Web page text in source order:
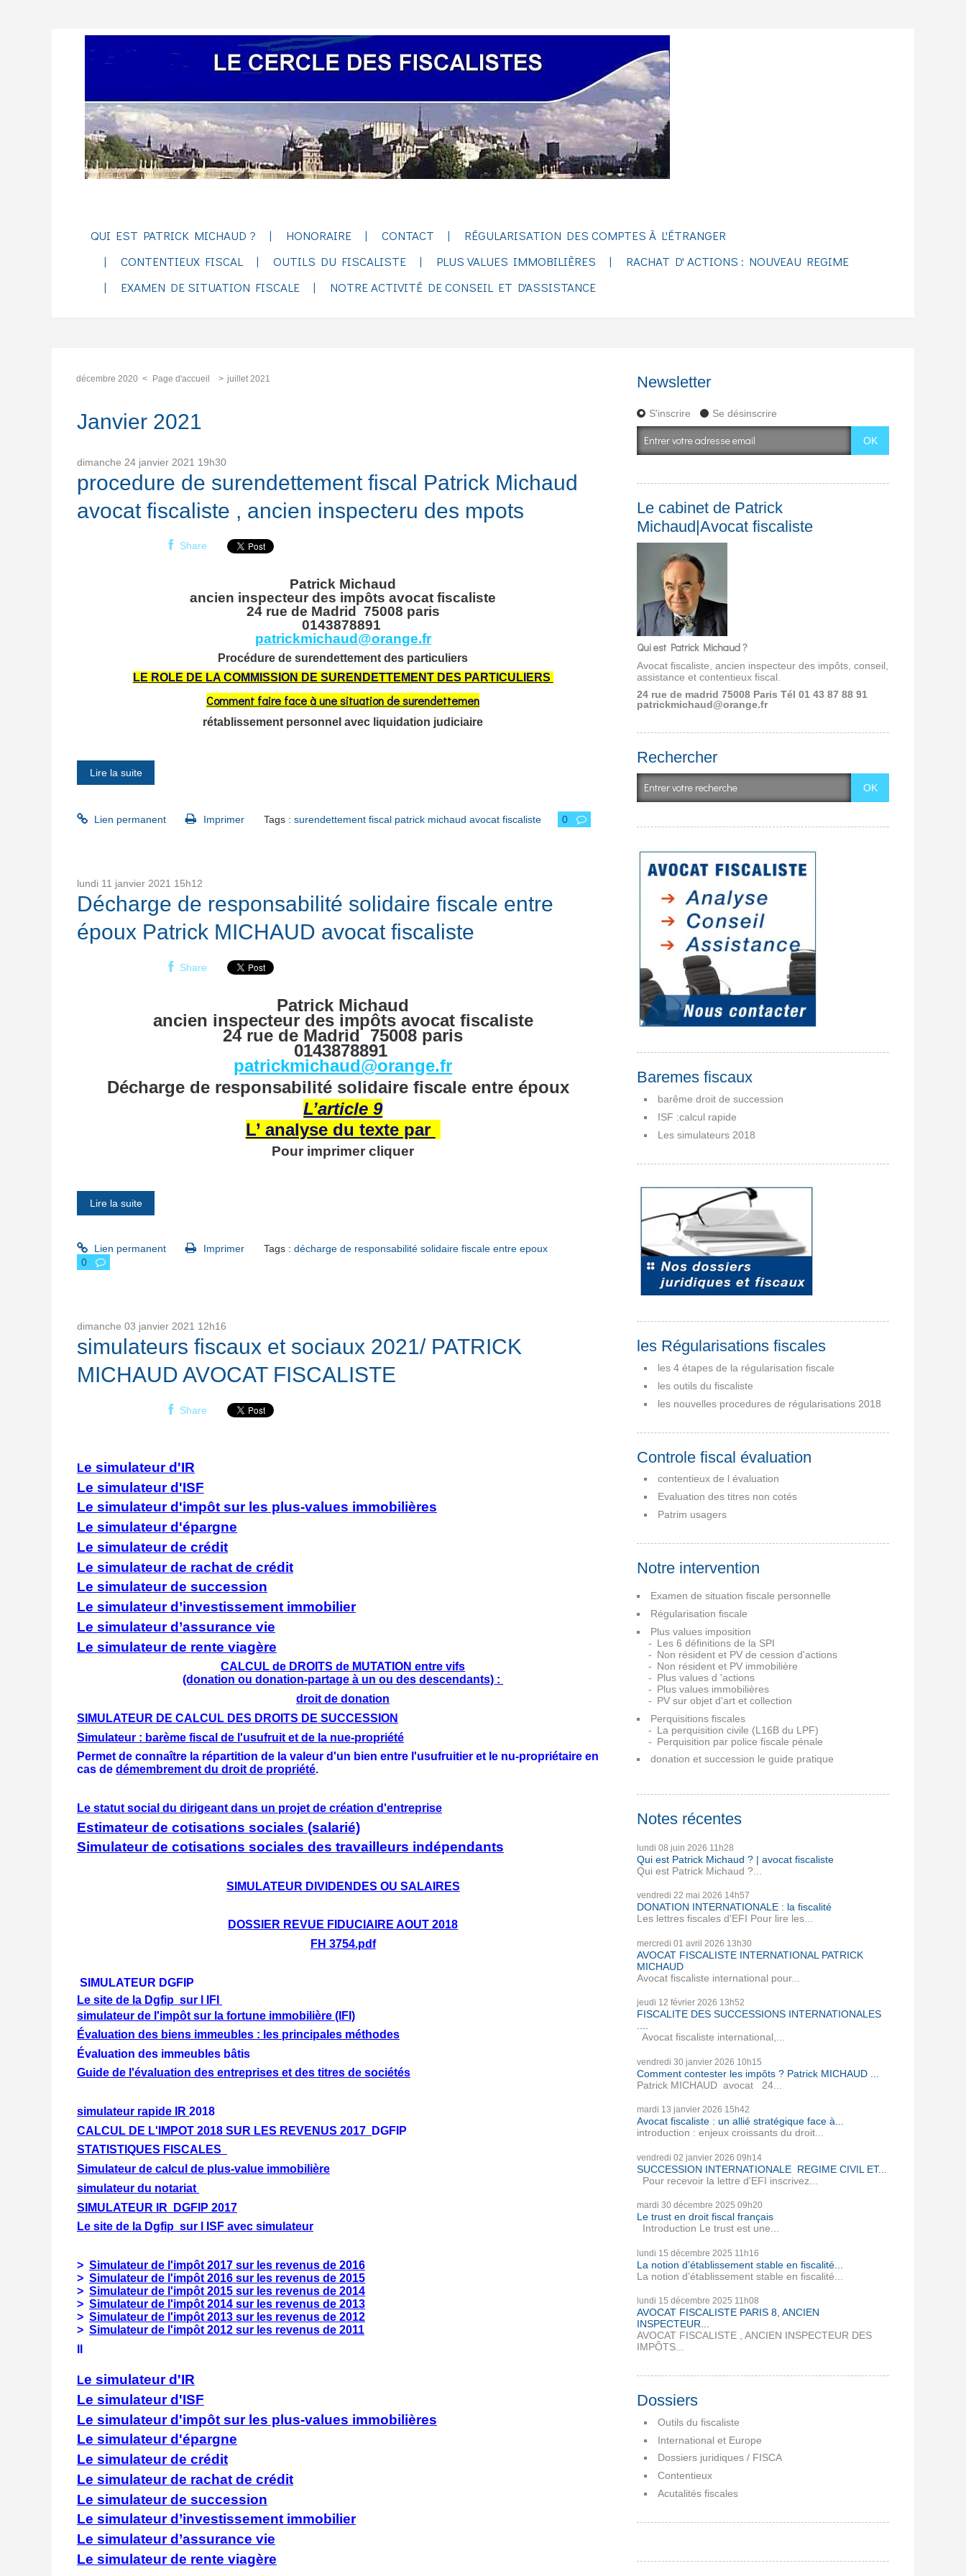
QUI EST PATRICK MICHAUD ? HONORAIRE CONTACT
RÉGULARISATION DES COMPTES À L'ÉTRANGER
CONTENTIEUX FISCAL
OUTILS DU FISCALISTE PLUS VALUES IMMOBILIÈRES
RACHAT D' ACTIONS : NOUVEAU REGIME
EXAMEN DE SITUATION FISCALE
NOTRE ACTIVITÉ DE CONSEIL ET D'ASSISTANCE
décembre 2020 Page d'accueil juillet 2021
Janvier 2021
dimanche 24 janvier 2021 19h30
procedure de surendettement fiscal Patrick Michaud
avocat fiscaliste , ancien inspecteru des mpots
Share
Patrick Michaud
ancien inspecteur des impôts avocat fiscaliste
24 rue de Madrid 75008 paris
0143878891
patrickmichaud@orange.fr
Procédure de surendettement des particuliers
LE ROLE DE LA COMMISSION DE SURENDETTEMENT DES PARTICULIERS
Comment faire face à une situation de surendettemen
rétablissement personnel avec liquidation judiciaire
Lire la suite
Lien permanent Imprimer Tags : surendettement fiscal patrick michaud avocat fiscaliste 0
lundi 11 janvier 2021 15h12
Décharge de responsabilité solidaire fiscale entre
époux Patrick MICHAUD avocat fiscaliste
Share
Patrick Michaud
ancien inspecteur des impôts avocat fiscaliste
24 rue de Madrid75008 paris
0143878891
patrickmichaud@orange.fr
Décharge de responsabilité solidaire fiscale entre époux
L’article 9
L’ analyse du texte par
Pour imprimer cliquer
Lire la suite
Lien permanent Imprimer Tags : décharge de responsabilité solidaire fiscale entre epoux
0
dimanche 03 janvier 2021 12h16
simulateurs fiscaux et sociaux 2021/ PATRICK
MICHAUD AVOCAT FISCALISTE
Share
Le simulateur d'IR
Le simulateur d'ISF
Le simulateur d'impôt sur les plus-values immobilières
Le simulateur d'épargne
Le simulateur de crédit
Le simulateur de rachat de crédit
Le simulateur de succession
Le simulateur d’investissement immobilier
Le simulateur d’assurance vie
Le simulateur de rente viagère
CALCUL de DROITS de MUTATION entre vifs
(donation ou donation-partage à un ou des descendants) :
droit de donation
SIMULATEUR DE CALCUL DES DROITS DE SUCCESSION
Simulateur : barème fiscal de l'usufruit et de la nue-propriété
Permet de connaître la répartition de la valeur d'un bien entre l'usufruitier et le nu-propriétaire en
cas de démembrement du droit de propriété.
Le statut social du dirigeant dans un projet de création d'entreprise
Estimateur de cotisations sociales (salarié)
Simulateur de cotisations sociales des travailleurs indépendants
SIMULATEUR DIVIDENDES OU SALAIRES
DOSSIER REVUE FIDUCIAIRE AOUT 2018
FH 3754.pdf
SIMULATEUR DGFIP
Le site de la Dgfip sur l IFI
simulateur de l'impôt sur la fortune immobilière (IFI)
Évaluation des biens immeubles : les principales méthodes
Évaluation des immeubles bâtis
Guide de l'évaluation des entreprises et des titres de sociétés
simulateur rapide IR 2018
CALCUL DE L'IMPOT 2018 SUR LES REVENUS 2017
DGFIP
STATISTIQUES FISCALES
Simulateur de calcul de plus-value immobilière
simulateur du notariat
SIMULATEUR IR DGFIP 2017
Le site de la Dgfip sur l ISF avec simulateur
> Simulateur de l'impôt 2017 sur les revenus de 2016
> Simulateur de l'impôt 2016 sur les revenus de 2015
> Simulateur de l'impôt 2015 sur les revenus de 2014
> Simulateur de l'impôt 2014 sur les revenus de 2013
> Simulateur de l'impôt 2013 sur les revenus de 2012
> Simulateur de l'impôt 2012 sur les revenus de 2011
Le simulateur d'IR
Le simulateur d'ISF
Le simulateur d'impôt sur les plus-values immobilières
Le simulateur d'épargne
Le simulateur de crédit
Le simulateur de rachat de crédit
Le simulateur de succession
Le simulateur d’investissement immobilier
Le simulateur d’assurance vie
Le simulateur de rente viagère
Newsletter
S'inscrire Se désinscrire
Le cabinet de Patrick
Michaud|Avocat fiscaliste
Qui est Patrick Michaud ?
Avocat fiscaliste, ancien inspecteur des impôts, conseil,
assistance et contentieux fiscal.
24 rue de madrid 75008 ParisTél 01 43 87 88 91
patrickmichaud@orange.fr
Rechercher
Baremes fiscaux
barême droit de succession
ISF :calcul rapide
Les simulateurs 2018
les Régularisations fiscales
les 4 étapes de la régularisation fiscale
les outils du fiscaliste
les nouvelles procedures de régularisations 2018
Controle fiscal évaluation
contentieux de l évaluation
Evaluation des titres non cotés
Patrim usagers
Notre intervention
Examen de situation fiscale personnelle
Régularisation fiscale
Plus values imposition
Les 6 définitions de la SPI
Non résident et PV de cession d'actions
Non résident et PV immobilière
Plus values d 'actions
Plus values immobilières
PV sur objet d'art et collection
Perquisitions fiscales
La perquisition civile (L16B du LPF)
Perquisition par police fiscale pénale
donation et succession le guide pratique
Notes récentes
lundi 08 juin 2026 11h28
Qui est Patrick Michaud ? | avocat fiscaliste
Qui est Patrick Michaud ?...
vendredi 22 mai 2026 14h57
DONATION INTERNATIONALE : la fiscalité
Les lettres fiscales d'EFI Pour lire les...
mercredi 01 avril 2026 13h30
AVOCAT FISCALISTE INTERNATIONAL PATRICK
MICHAUD
Avocat fiscaliste international pour...
jeudi 12 février 2026 13h52
FISCALITE DES SUCCESSIONS INTERNATIONALES
Avocat fiscaliste international,...
vendredi 30 janvier 2026 10h15
Comment contester les impôts ? Patrick MICHAUD ...
Patrick MICHAUD avocat 24...
mardi 13 janvier 2026 15h42
Avocat fiscaliste : un allié stratégique face à...
introduction : enjeux croissants du droit...
vendredi 02 janvier 2026 09h14
SUCCESSION INTERNATIONALE REGIME CIVIL ET...
Pour recevoir la lettre d’EFI inscrivez...
mardi 30 décembre 2025 09h20
Le trust en droit fiscal français
Introduction Le trust est une...
lundi 15 décembre 2025 11h16
La notion d’établissement stable en fiscalité...
La notion d’établissement stable en fiscalité...
lundi 15 décembre 2025 11h08
AVOCAT FISCALISTE PARIS 8, ANCIEN
INSPECTEUR...
AVOCAT FISCALISTE , ANCIEN INSPECTEUR DES
IMPÔTS...
Dossiers
Outils du fiscaliste
International et Europe
Dossiers juridiques / FISCA
Contentieux
Acutalités fiscales